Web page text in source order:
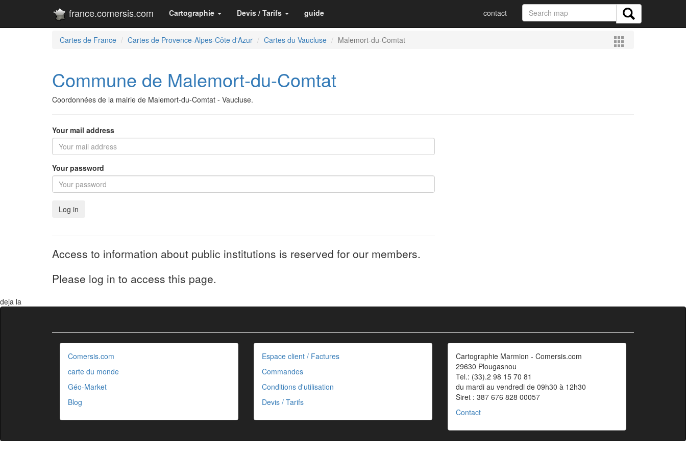
france.comersis.com Cartographie Devis / Tarifs guide contact
Cartes de France Cartes de Provence-Alpes-Côte d'Azur Cartes du Vaucluse Malemort-du-Comtat
Commune de Malemort-du-Comtat
Coordonnées de la mairie de Malemort-du-Comtat - Vaucluse.
Your mail address
Your password
Access to information about public institutions is reserved for our members.
Please log in to access this page.
deja la
Comersis.com
carte du monde
Géo-Market
Blog
Espace client / Factures
Commandes
Conditions d'utilisation
Devis / Tarifs
Cartographie Marmion - Comersis.com
29630 Plougasnou
Tel.: (33).2 98 15 70 81
du mardi au vendredi de 09h30 à 12h30
Siret : 387 676 828 00057
Contact